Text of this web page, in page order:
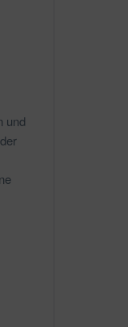
und